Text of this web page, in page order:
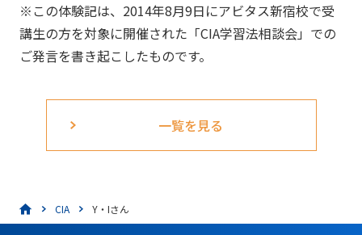
※この体験記は、2014年8月9日にアビタス新宿校で受
講生の方を対象に開催された「CIA学習法相談会」での
ご発言を書き起こしたものです。
一覧を見る
CIA Y・Iさん